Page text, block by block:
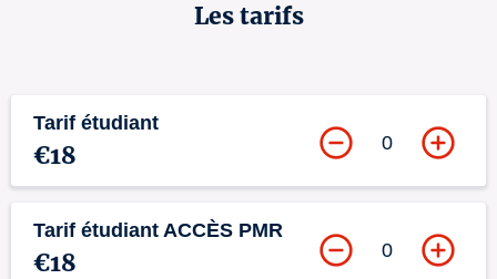
Les tarifs
Tarif étudiant
€18 0
Tarif étudiant ACCÈS PMR
€18 0